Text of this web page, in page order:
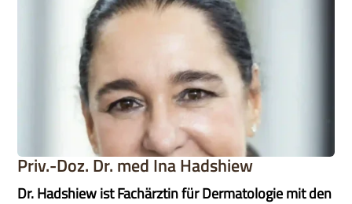
Priv.-Doz. Dr. med Ina Hadshiew
Dr. Hadshiew ist Fachärztin für Dermatologie mit den